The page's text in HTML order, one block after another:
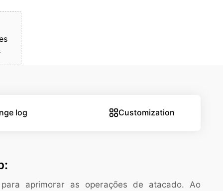
log Customization
aprimorar as operações de atacado. Ao